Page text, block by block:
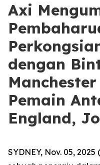
Axi
dengan
Pemain
England,
SYDNEY, Nov. 05,